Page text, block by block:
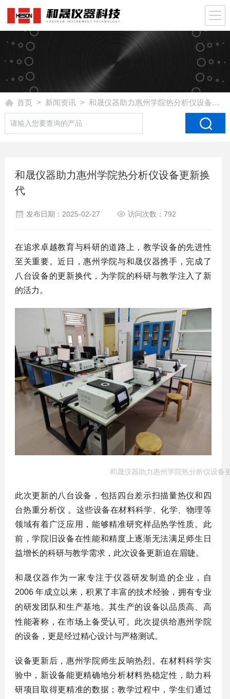
首页 > 新闻资讯> 和晟仪器助力惠州学院热分析仪设备更新换代
和晟仪器助力惠州学院热分析仪设备更新换
代
发布日期：2025-02-27 访问次数：792
在追求卓越教育与科研的道路上，教学设备的先进性
至关重要。近日，惠州学院与和晟仪器携手，完成了
八台设备的更新换代，为学院的科研与教学注入了新
的活力。
和晟仪器助力惠州学院热分析仪设备
此次更新的八台设备，包括四台差示扫描量热仪和四
台热重分析仪 。这些设备在材料科学、化学、物理等
领域有着广泛应用，能够精准研究样品热学性质。此
前，学院旧设备在性能和精度上逐渐无法满足师生日
益增长的科研与教学需求，此次设备更新迫在眉睫。
和晟仪器作为一家专注于仪器研发制造的企业，自
2006 年成立以来，积累了丰富的技术经验，拥有专业
的研发团队和生产基地。其生产的设备以品质高
、高
性能著称，在市场上备受认可。此次提供给惠州学院
的设备，更是经过精心设计与严格测试。
设备更新后，惠州学院师生反响热烈。在材料科学实
验中，新设备能更精确地分析材料热稳定性，助力科
研项目取得更精准的数据；教学过程中，学生们通过